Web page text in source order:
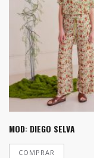
MOD: DIEGO SELVA
COMPRAR